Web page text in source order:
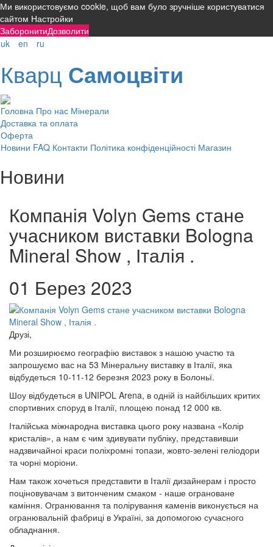
Ми використовуємо cookie, щоб вам було зручніше користуватися
сайтом Настройки
ЗаборонитиДозволити
uk
en ru
Кварц Самоцвіти
Головна Про нас Мінерали
Доставка та оплата
Оферта
Новини FAQ Контакти Політика конфіденційності Магазин
Новини
Компанія Volyn Gems стане
учасником виставки Bologna
Mineral Show , Італія .
01 Берез 2023
Друзі,
Ми розширюємо географію виставок з нашою участю та
запрошуємо вас на 53 Мінеральну виставку в Італії, яка
відбудеться 10-11-12 березня 2023 року в Болоньї.
Шоу відбудеться в UNIPOL Arena, в одній із найбільших критих
спортивних споруд в Італії, площею понад 12 000 кв.
Італійська міжнародна виставка цього року названа «Колір
кристалів», а нам є чим здивувати публіку, представивши
надзвичайноі краси поліхромні топази, жовто-зелені геліодори
та чорні моріони.
Нам також хочеться представити в Італії дизайнерам і просто
поціновувачам з витонченим смаком - наше ограноване
каміння. Огранювання та полірування каменів виконується на
огранювальній фабриці в Україні, за допомогою сучасного
обладнання.